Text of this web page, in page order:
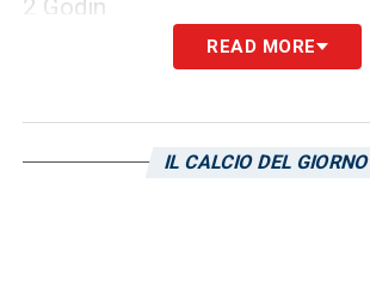
2 Godin
4 Nainggolan
READ MORE
IL CALCIO DEL GIORNO